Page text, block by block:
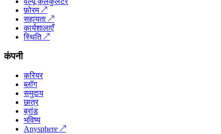
फ़ोरम↗
सहायता ↗
कार्यशालाएँ
स्थिति↗
कंपनी
करियर
ब्लॉग
समुदाय
छात्र
ब्रांड
भविष्य
Anysphere ↗